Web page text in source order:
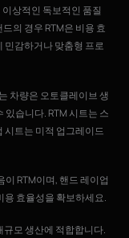
상적인 독보적인 품질
의 경우 RTM은 비용 효
민감하거나 맞춤형 프로
차량은 오토클레이브 생
있습니다. RTM 시트는 스
시트는 미적 업그레이드
RTM이며, 핸드 레이업
용 효율성을 확보하세요.
규모 생산에 적합합니다.